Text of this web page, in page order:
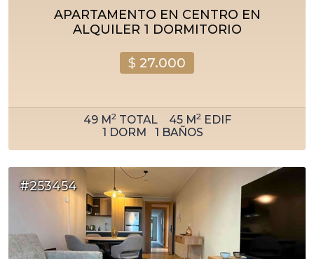
APARTAMENTO EN CENTRO EN
ALQUILER 1 DORMITORIO
$ 27.000
49M2TOTAL 45M2EDIF
1 DORM 1 BAÑOS
#253454